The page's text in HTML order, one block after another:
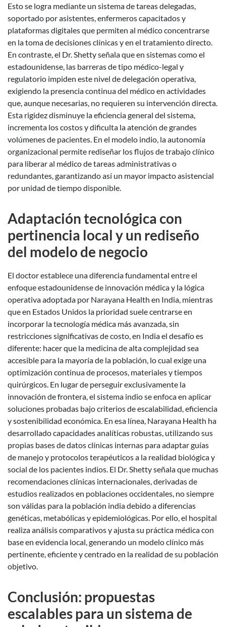
Esto se logra mediante un sistema de tareas delegadas,
soportado por asistentes, enfermeros capacitados y
plataformas digitales que permiten al médico concentrarse
en la toma de decisiones clínicas y en el tratamiento directo.
En contraste, el Dr. Shetty señala que en sistemas como el
estadounidense, las barreras de tipo médico-legal y
regulatorio impiden este nivel de delegación operativa,
exigiendo la presencia continua del médico en actividades
que, aunque necesarias, no requieren su intervención directa.
Esta rigidez disminuye la eficiencia general del sistema,
incrementa los costos y dificulta la atención de grandes
volúmenes de pacientes. En el modelo indio, la autonomía
organizacional permite rediseñar los flujos de trabajo clínico
para liberar al médico de tareas administrativas o
redundantes, garantizando así un mayor impacto asistencial
por unidad de tiempo disponible.
Adaptación tecnológica con
pertinencia local y un rediseño
del modelo de negocio
El doctor establece una diferencia fundamental entre el
enfoque estadounidense de innovación médica y la lógica
operativa adoptada por Narayana Health en India, mientras
que en Estados Unidos la prioridad suele centrarse en
incorporar la tecnología médica más avanzada, sin
restricciones significativas de costo, en India el desafío es
diferente: hacer que la medicina de alta complejidad sea
accesible para la mayoría de la población, lo cual exige una
optimización continua de procesos, materiales y tiempos
quirúrgicos. En lugar de perseguir exclusivamente la
innovación de frontera, el sistema indio se enfoca en aplicar
soluciones probadas bajo criterios de escalabilidad, eficiencia
y sostenibilidad económica. En esa línea, Narayana Health ha
desarrollado capacidades analíticas robustas, utilizando sus
propias bases de datos clínicas internas para adaptar guías
de manejo y protocolos terapéuticos a la realidad biológica y
social de los pacientes indios. El Dr. Shetty señala que muchas
recomendaciones clínicas internacionales, derivadas de
estudios realizados en poblaciones occidentales, no siempre
son válidas para la población india debido a diferencias
genéticas, metabólicas y epidemiológicas. Por ello, el hospital
realiza análisis comparativos y ajusta su práctica médica con
base en evidencia local, generando un modelo clínico más
pertinente, eficiente y centrado en la realidad de su población
objetivo.
Conclusión: propuestas
escalables para un sistema de